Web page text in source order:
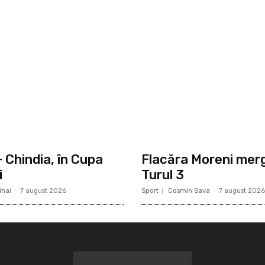
Chindia, în Cupa
- 7 august 2026
Flacăra Moreni
Turul 3
Sport Cosmin Sava - 7 august 2026